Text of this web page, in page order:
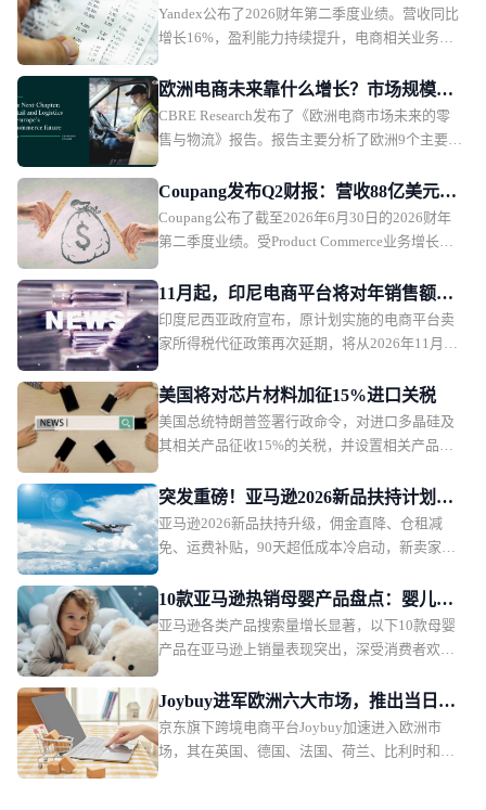
务首次盈利
Yandex公布了2026财年第二季度业绩。营收同比
增长16%，盈利能力持续提升，电商相关业务首
欧洲电商未来靠什么增长？市场规模、
品类与物流全面解析
CBRE Research发布了《欧洲电商市场未来的零
售与物流》报告。报告主要分析了欧洲9个主要市
市场趋势，探讨未来欧洲电商市场的发展方向。
Coupang发布Q2财报：营收88亿美元，
盈利能力承压
Coupang公布了截至2026年6月30日的2026财年
第二季度业绩。受Product Commerce业务增长放
持增长，但利润承压。
11月起，印尼电商平台将对年销售额超5
亿卢比卖家征税
印度尼西亚政府宣布，原计划实施的电商平台卖
家所得税代征政策再次延期，将从2026年11月1
要是为了在当前经济环境下维护消费者购买力，
政策本身内容不会改变，只是推迟实施时间。
美国将对芯片材料加征15%进口关税
美国总统特朗普签署行政命令，对进口多晶硅及
其相关产品征收15%的关税，并设置相关产品的
效。
突发重磅！亚马逊2026新品扶持计划出
炉，物流、仓储、佣金三重补贴
亚马逊2026新品扶持升级，佣金直降、仓租减
免、运费补贴，90天超低成本冷启动，新卖家红
10款亚马逊热销母婴产品盘点：婴儿护
理产品月销过万
亚马逊各类产品搜索量增长显著，以下10款母婴
产品在亚马逊上销量表现突出，深受消费者欢
售额49.36万美元，销量2.2万。
Joybuy进军欧洲六大市场，推出当日配
送和低价会员模式
京东旗下跨境电商平台Joybuy加速进入欧洲市
场，其在英国、德国、法国、荷兰、比利时和卢